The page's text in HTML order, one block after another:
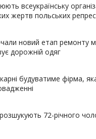
всеукраїнську
жертв польських
новий етап ремонту
дорожній одяг
будуватиме фірма,
72-річного